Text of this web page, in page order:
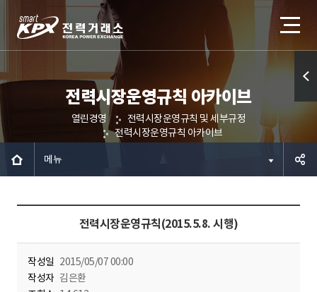
전력시장운영규칙 아카이브
열린경영
전력시장운영규칙 및 세부규정
전력시장운영규칙 아카이브
메뉴
전력시장운영규칙(2015.5.8. 시행)
작성일 2015/05/07 00:00
작성자 김은환